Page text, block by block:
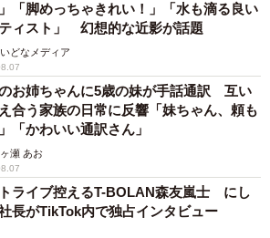
「脚めっちゃきれい！」「水も滴る良い
ィスト」 幻想的な近影が話題
どなメディア
お姉ちゃんに5歳の妹が手話通訳 互い
合う家族の日常に反響「妹ちゃん、頼も
「かわいい通訳さん」
瀬 あお
ライブ控えるT-BOLAN森友嵐士 にし
長がTikTok内で独占インタビュー